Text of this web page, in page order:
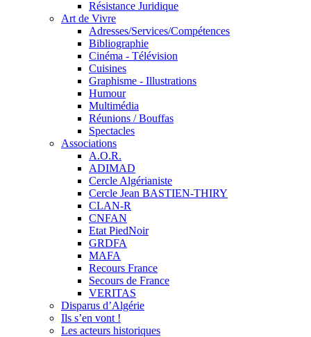
Résistance Juridique
Art de Vivre
Adresses/Services/Compétences
Bibliographie
Cinéma - Télévision
Cuisines
Graphisme - Illustrations
Humour
Multimédia
Réunions / Bouffas
Spectacles
Associations
A.O.R.
ADIMAD
Cercle Algérianiste
Cercle Jean BASTIEN-THIRY
CLAN-R
CNFAN
Etat PiedNoir
GRDFA
MAFA
Recours France
Secours de France
VERITAS
Disparus d’Algérie
Ils s’en vont !
Les acteurs historiques